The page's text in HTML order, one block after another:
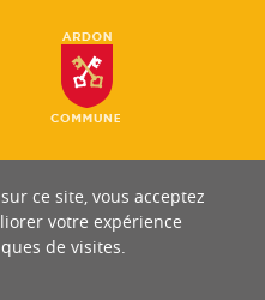
ce site, vous acceptez
votre expérience
de visites.